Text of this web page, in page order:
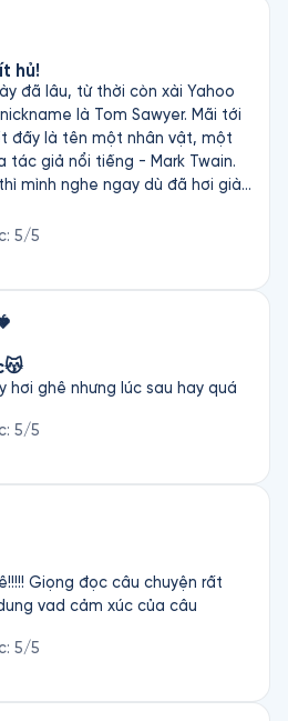
lại viết “trích” vậy
hủ!
đã lâu, từ thời còn xài Yahoo
là Tom Sawyer. Mãi tới
đấy là tên một nhân vật, một
tác giả nổi tiếng - Mark Twain.
mình nghe ngay dù đã hơi già
ruổi khắp làng xóm ở vùng
kiểu "loan tin một cái là 5 phút
độ tuổi khác nhau. Giọng
tốt cho câu chuyện. Nghe
với nhau rất chân thực
gia đình, không kén chọn độc
: 5/5
hơi ghê nhưng lúc sau hay quá
: 5/5
Giọng đọc câu chuyện rất
: 5/5